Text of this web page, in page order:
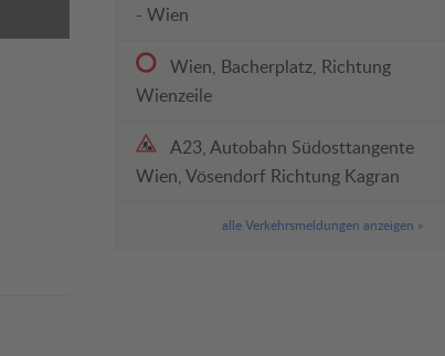
- Wien
Wien, Bacherplatz, Richtung
Wienzeile
A23, Autobahn Südosttangente
Wien, Vösendorf Richtung Kagran
alle Verkehrsmeldungen anzeigen »